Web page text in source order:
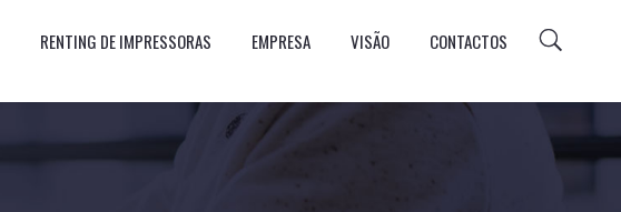
RENTING DE IMPRESSORAS EMPRESA VISÃO CONTACTOS